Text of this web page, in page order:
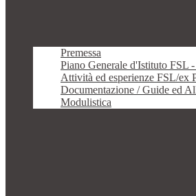
Premessa
Piano Generale d'Istituto FSL
Attività ed esperienze FSL/ex
Documentazione / Guide ed
Modulistica